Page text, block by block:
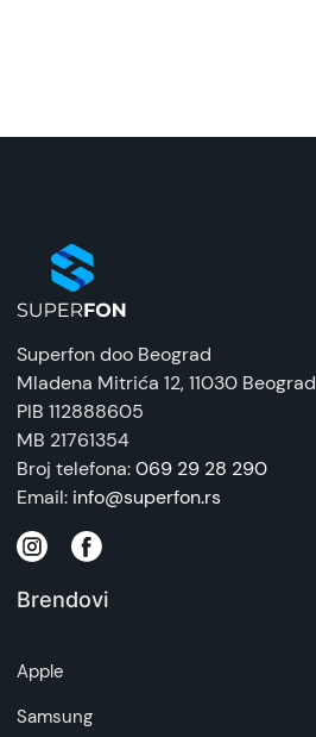
Superfon doo Beograd
Mladena Mitrića 12, 11030 Beograd
PIB 112888605
MB 21761354
Broj telefona:069 29 28 290
Email: info@superfon.rs
Brendovi
Apple
Samsung